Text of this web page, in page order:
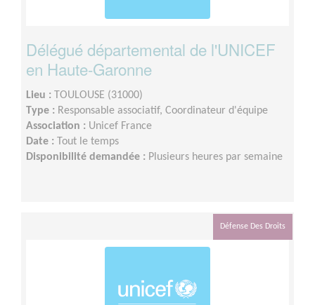
Délégué départemental de l'UNICEF
en Haute-Garonne
Lieu :
TOULOUSE (31000)
Type : Responsable associatif, Coordinateur d'équipe
Association : Unicef France
Date :
Tout le temps
Disponibilité demandée : Plusieurs heures par semaine
Défense Des Droits